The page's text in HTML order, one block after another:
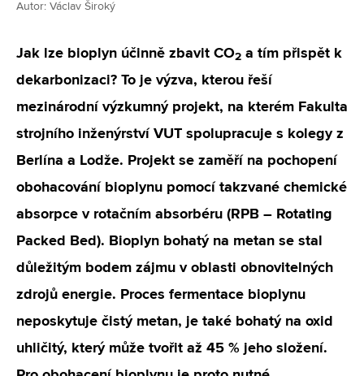
Autor: Václav Široký
Jak lze bioplyn účinně zbavit CO2 a tím přispět k
dekarbonizaci? To je výzva, kterou řeší
mezinárodní výzkumný projekt, na kterém Fakulta
strojního inženýrství VUT spolupracuje s kolegy z
Berlína a Lodže. Projekt se zaměří na pochopení
obohacování bioplynu pomocí takzvané chemické
absorpce v rotačním absorbéru (RPB – Rotating
Packed Bed). Bioplyn bohatý na metan se stal
důležitým bodem zájmu v oblasti obnovitelných
zdrojů energie. Proces fermentace bioplynu
neposkytuje čistý metan, je také bohatý na oxid
uhličitý, který může tvořit až 45 % jeho složení.